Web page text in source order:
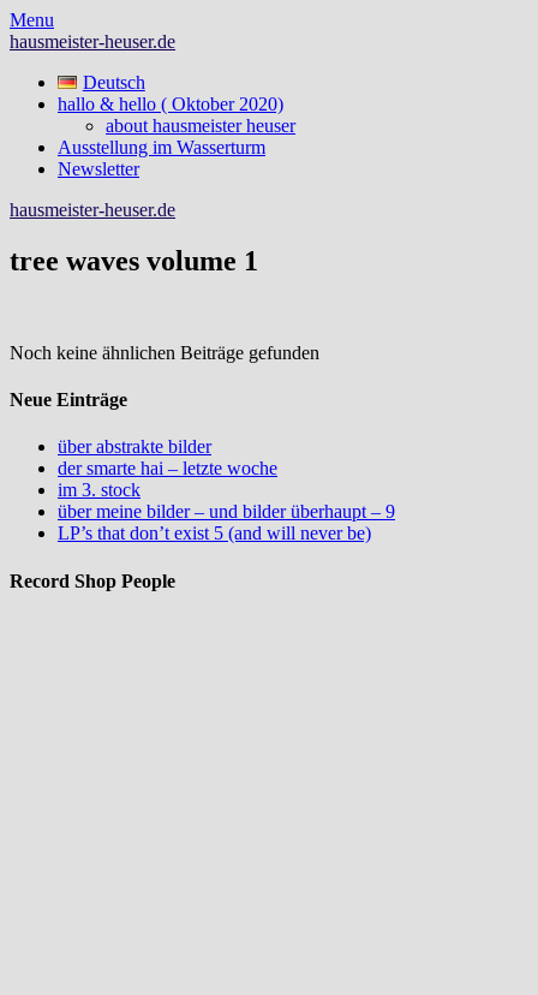
Skip
to
Menu
hausmeister-heuser.de
Deutsch
hallo & hello ( Oktober 2020)
about hausmeister heuser
Ausstellung im Wasserturm
Newsletter
hausmeister-heuser.de
tree waves volume 1
Noch keine ähnlichen Beiträge gefunden
Neue Einträge
über abstrakte bilder
der smarte hai – letzte woche
im 3. stock
über meine bilder – und bilder überhaupt – 9
LP’s that don’t exist 5 (and will never be)
Record Shop People